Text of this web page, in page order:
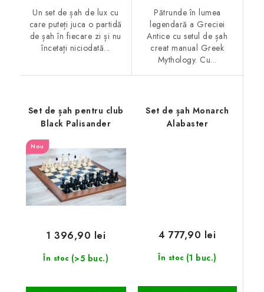
Un set de șah de lux cu
care puteți juca o partidă
de șah în fiecare zi și nu
încetați niciodată...
Pătrunde în lumea
legendară a Greciei
Antice cu setul de șah
creat manual Greek
Mythology. Cu...
Set de șah pentru club
Black Palisander
Nou
În stoc (>5 buc.)
1 396,90 lei
Set de șah Monarch
Alabaster
În stoc (1 buc.)
4 777,90 lei